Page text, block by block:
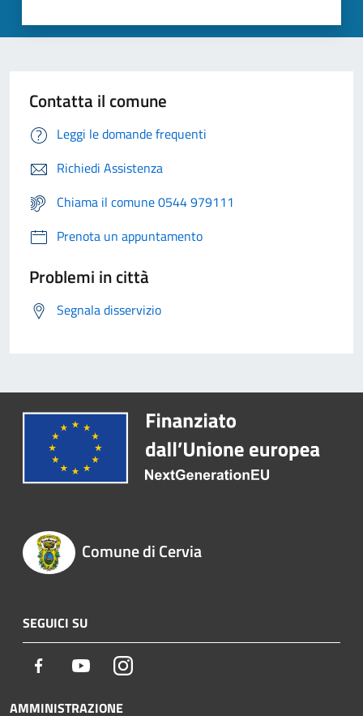
Contatta il comune
Leggi le domande frequenti
Richiedi Assistenza
Chiama il comune 0544 979111
Prenota un appuntamento
Problemi in città
Segnala disservizio
Comune di Cervia
SEGUICI SU
Facebook YoutubeInstagram
AMMINISTRAZIONE